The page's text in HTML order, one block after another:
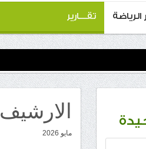
الرياضة تقـــارير
الارشيف
مايو 2026